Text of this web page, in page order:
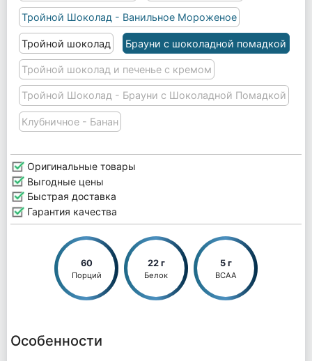
Тройной Шоколад - Ванильное Мороженое
Тройной шоколад Брауни с шоколадной помадкой
Тройной шоколад и печенье с кремом
Тройной Шоколад - Брауни с Шоколадной Помадкой
Клубничное - Банан
Оригинальные товары
Выгодные цены
Быстрая доставка
Гарантия качества
60
Порций
22 г
Белок
5 г
BCAA
Особенности